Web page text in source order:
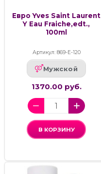
Евро Yves Saint Laurent
Y Eau Fraiche,edt.,
100ml
Артикул: 869-Е-120
Мужской
1370.00 руб.
В КОРЗИНУ